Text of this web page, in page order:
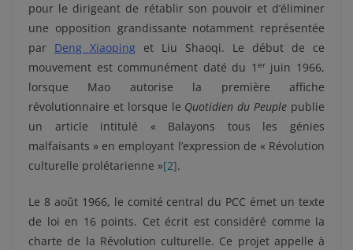
pour le dirigeant de rétablir son pouvoir et d’éliminer
une opposition grandissante notamment représentée
par Deng Xiaoping et Liu Shaoqi. Le début de ce
mouvement est communément daté du 1 erjuin 1966,
lorsque Mao autorise la première affiche
révolutionnaire et lorsque le Quotidien du Peuple publie
un article intitulé « Balayons tous les génies
malfaisants » en employant l’expression de « Révolution
culturelle prolétarienne »[2].
Le 8 août 1966, le comité central du PCC émet un texte
de loi en 16 points. Cet écrit est considéré comme la
charte de la Révolution culturelle. Ce projet appelle à